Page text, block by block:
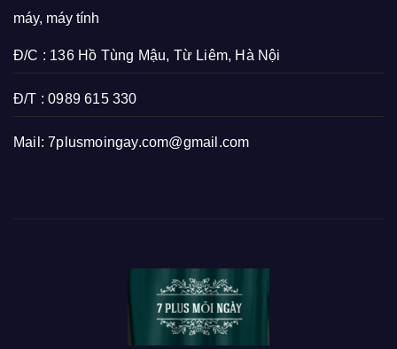
máy, máy tính
Đ/C : 136 Hồ Tùng Mậu, Từ Liêm, Hà Nội
Đ/T : 0989 615 330
Mail:7plusmoingay.com@gmail.com